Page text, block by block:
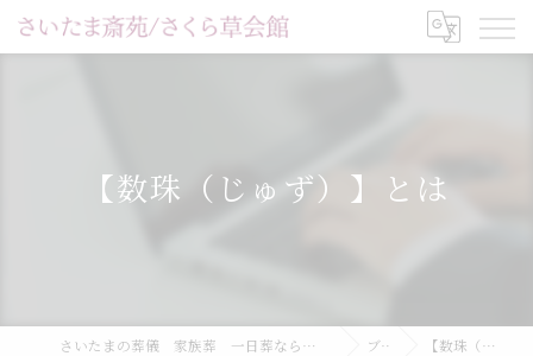
【数珠（じゅず）】とは
さいたまの葬儀 家族葬 一日葬ならさいたま斎苑/家族葬ホールさくら草会館 ブログ 【数珠（じゅず）】とは